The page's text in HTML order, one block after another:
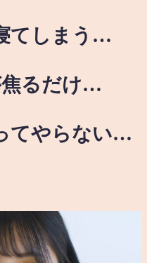
てしまう…
焦るだけ…
てやらない…